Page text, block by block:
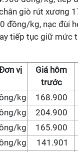
giò rút xương
đồng/kg, nạc đùi
tiếp tục giữ mức
vị
Giá hôm
trước
kg 168.900
kg 204.900
kg 165.900
kg 141.901